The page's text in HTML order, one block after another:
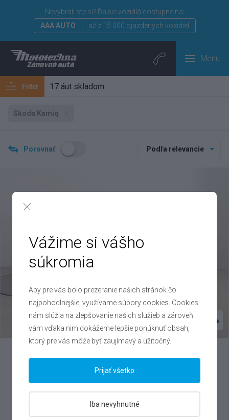
Nevybrali ste si? Ďalšie vozidlá dostupné na:
AAA AUTO
až z 15 000 ojazdených vozidiel
Menu
Filter 17 áut skladom
Škoda Kamiq
Porovnať Podľa relevancie
ŠkodaKamiq
1.0 TSI , 2022
19 000 €
Výhodné splátky na mieru
Vážime si vášho
súkromia
Aby pre vás bolo prezeranie našich stránok čo
najpohodlnejšie, využívame súbory cookies. Cookies
nám slúžia na zlepšovanie našich služieb a zároveň
vám vďaka nim dokážeme lepšie ponúknuť obsah,
ktorý pre vás môže byť zaujímavý a užitočný.
Iba nevyhnutné
Prijať všetko